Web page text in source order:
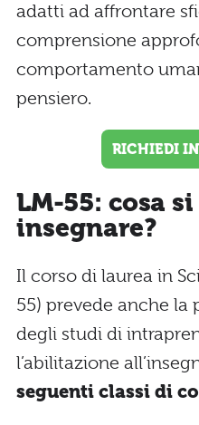
adatti ad affrontare
comprensione
comportamento
pensiero.
RICHIEDI
LM-55: cosa
insegnare?
Il corso di laurea in
55) prevede anche la
degli studi di
l’abilitazione
seguenti classi di